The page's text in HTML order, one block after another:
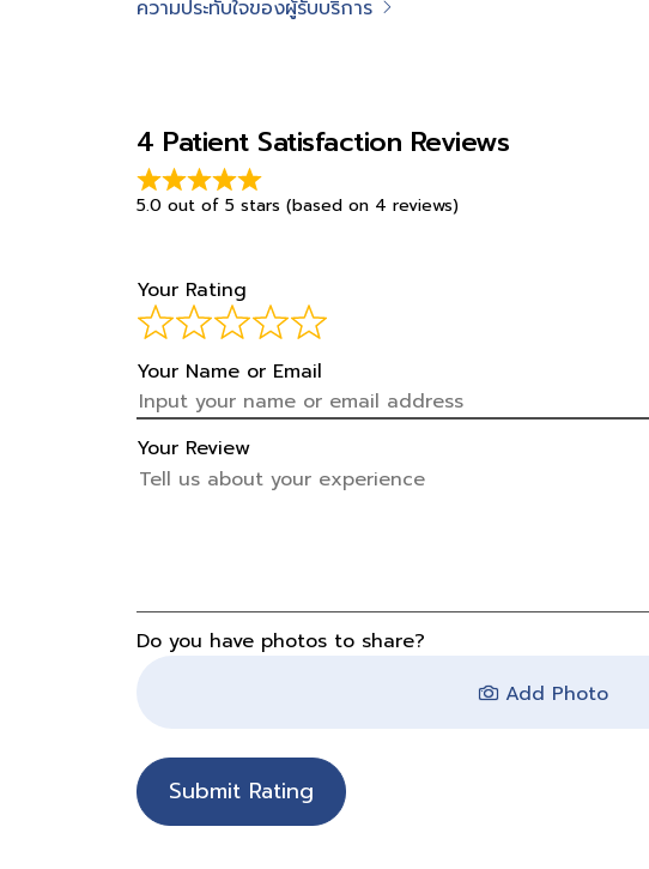
ความประทับใจของผู้รับบริการ
4 Patient Satisfaction Reviews
5.0 out of 5 stars (based on 4 reviews)
Your Rating
Your Name or Email
Your Review
Do you have photos to share?
Add Photo
Submit Rating